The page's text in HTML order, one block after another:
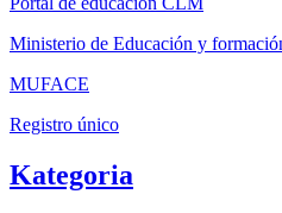
Ministerio de Educación y
MUFACE
Registro único
Kategoria